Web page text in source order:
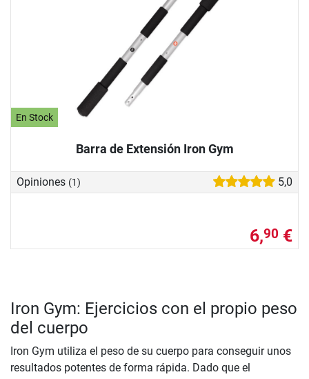
En Stock
Barra de Extensión Iron Gym
Opiniones (1) 5,0
6,90 €
Iron Gym: Ejercicios con el propio peso
del cuerpo
Iron Gym utiliza el peso de su cuerpo para conseguir unos
resultados potentes de forma rápida. Dado que el